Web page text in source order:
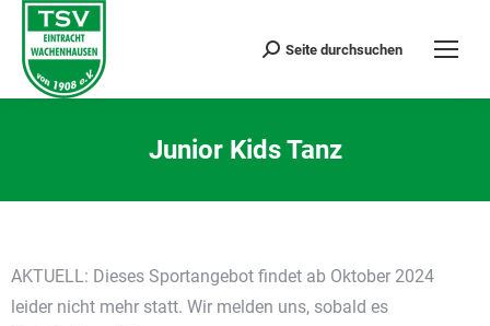
Search:
Seite durchsuchen
Junior Kids Tanz
AKTUELL: Dieses Sportangebot findet ab Oktober 2024
leider nicht mehr statt. Wir melden uns, sobald es